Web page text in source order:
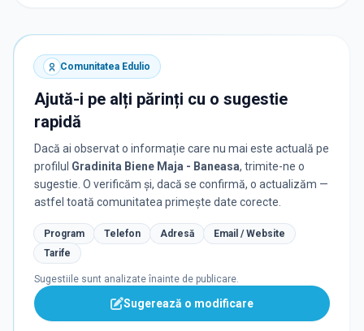
Comunitatea Edulio
Ajută-i pe alți părinți cu o sugestie
rapidă
Dacă ai observat o informație care nu mai este actuală pe
profilul Gradinita Biene Maja - Baneasa, trimite-ne o
sugestie. O verificăm și, dacă se confirmă, o actualizăm —
astfel toată comunitatea primește date corecte.
Program Telefon Adresă
Email / Website
Tarife
Sugestiile sunt analizate înainte de publicare.
Sugerează o modificare